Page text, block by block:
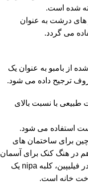
شده است.
های درشت به عنوان
می گردد.
از بامبو به عنوان یک
ترجیح داده می شود.
طبیعی با نسبت بالای
استفاده می شود.
برای ساختمان های
در هنگ کنک برای آسمان
خراش ها به طور معمول استفاده میشود. در فیلیپین، کلبه nipa یک
خانه است.